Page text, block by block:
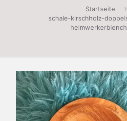
Startseite
schale-kirschholz-